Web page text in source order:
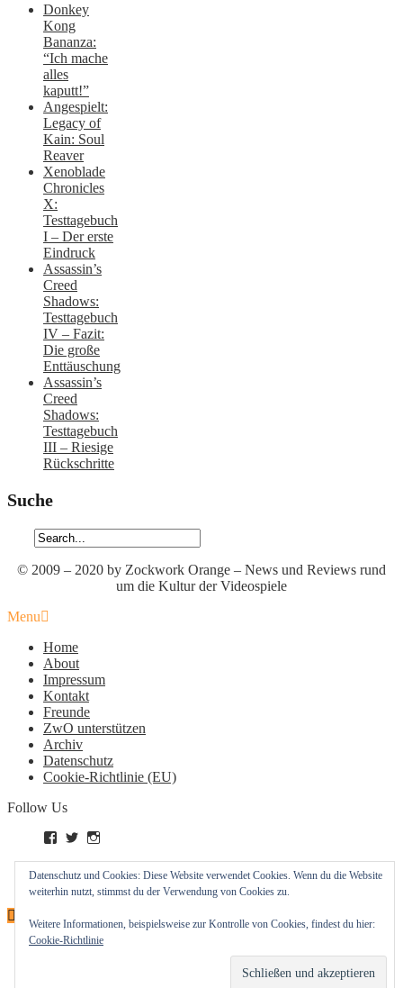
Donkey
Kong
Bananza:
“Ich mache
alles
kaputt!”
Angespielt:
Legacy of
Kain: Soul
Reaver
Xenoblade
Chronicles
X:
Testtagebuch
I – Der erste
Eindruck
Assassin’s
Creed
Shadows:
Testtagebuch
IV – Fazit:
Die große
Enttäuschung
Assassin’s
Creed
Shadows:
Testtagebuch
III – Riesige
Rückschritte
Suche
© 2009 – 2020 by Zockwork Orange – News und Reviews rund
um die Kultur der Videospiele
Menu
Home
About
Impressum
Kontakt
Freunde
ZwO unterstützen
Archiv
Datenschutz
Cookie-Richtlinie (EU)
Follow Us
Profil
zockworkorange
auf
Facebook
Profil
zockworkorange
auf
Twitter
zockworkorange
auf
Instagram
RSS – Beiträge
RSS – Kommentare
Datenschutz und Cookies: Diese Website verwendet Cookies. Wenn du die Website
weiterhin nutzt, stimmst du der Verwendung von Cookies zu.
Weitere Informationen, beispielsweise zur Kontrolle von Cookies, findest du hier:
Cookie-Richtlinie